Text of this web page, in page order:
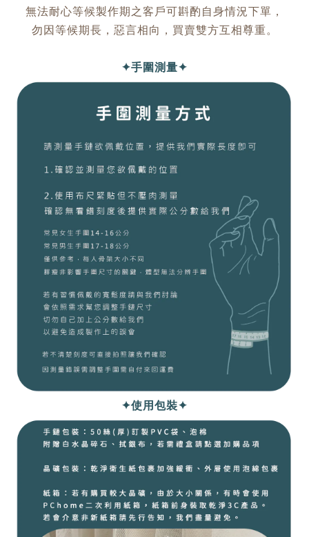
無法耐心等候製作期之客戶可斟酌自身情況下單，
勿因等候期長，惡言相向，買賣雙方互相尊重。
✦手圍測量✦
✦使用包裝✦